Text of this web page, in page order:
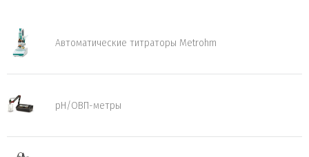
Автоматические титраторы Metrohm
pH/ОВП-метры